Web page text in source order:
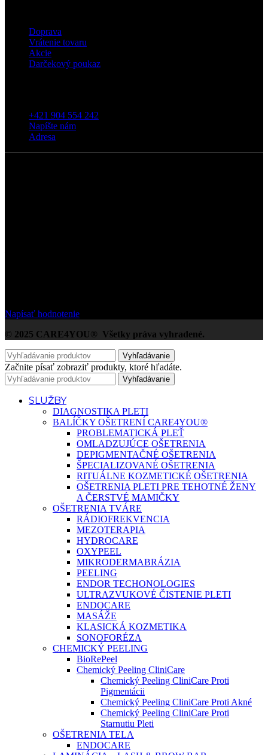
Doprava
Vrátenie tovaru
Akcie
Darčekový poukaz
+421 904 554 242
Napíšte nám
Adresa
Napísať hodnotenie
© 2025 CARE4YOU® Všetky práva vyhradené.
Vyhľadávanie
Začnite písať zobraziť produkty, ktoré hľadáte.
Vyhľadávanie
SLUŽBY
DIAGNOSTIKA PLETI
BALÍČKY OŠETRENÍ CARE4YOU®
PROBLEMATICKÁ PLEŤ
OMLADZUJÚCE OŠETRENIA
DEPIGMENTAČNÉ OŠETRENIA
ŠPECIALIZOVANÉ OŠETRENIA
RITUÁLNE KOZMETICKÉ OŠETRENIA
OŠETRENIA PLETI PRE TEHOTNÉ ŽENY
A ČERSTVÉ MAMIČKY
OŠETRENIA TVÁRE
RÁDIOFREKVENCIA
MEZOTERAPIA
HYDROCARE
OXYPEEL
MIKRODERMABRÁZIA
PEELING
ENDOR TECHONOLOGIES
ULTRAZVUKOVÉ ČISTENIE PLETI
ENDOCARE
MASÁŽE
KLASICKÁ KOZMETIKA
SONOFORÉZA
CHEMICKÝ PEELING
BioRePeel
Chemický Peeling CliniCare
Chemický Peeling CliniCare Proti
Pigmentácii
Chemický Peeling CliniCare Proti Akné
Chemický Peeling CliniCare Proti
Starnutiu Pleti
OŠETRENIA TELA
ENDOCARE